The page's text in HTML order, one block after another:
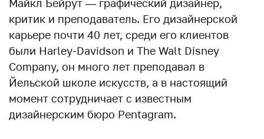
Майкл Бейрут — графический дизайнер,
критик и преподаватель. Его дизайнерской
карьере почти 40 лет, среди его клиентов
были Harley-Davidson и The Walt Disney
Company, он много лет преподавал в
Йельской школе искусств, а в настоящий
момент сотрудничает с известным
дизайнерским бюро Pentagram.